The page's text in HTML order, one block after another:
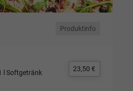
Produktinfo
l Softgetränk 23,50 €